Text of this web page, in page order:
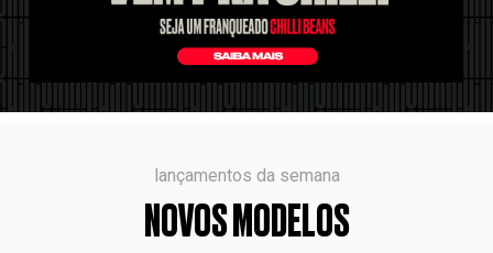
lançamentos da semana
NOVOS MODELOS